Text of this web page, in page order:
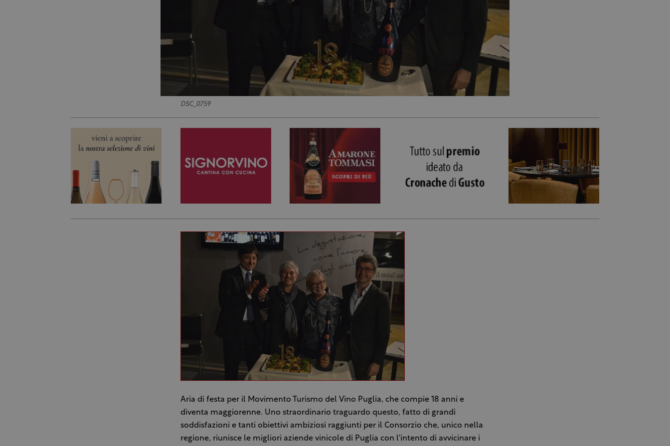
DSC_0759
Aria di festa per il Movimento Turismo del Vino Puglia, che compie 18 anni e
diventa maggiorenne. Uno straordinario traguardo questo, fatto di grandi
soddisfazioni e tanti obiettivi ambiziosi raggiunti per il Consorzio che, unico nella
regione, riunisce le migliori aziende vinicole di Puglia con l'intento di avvicinare i